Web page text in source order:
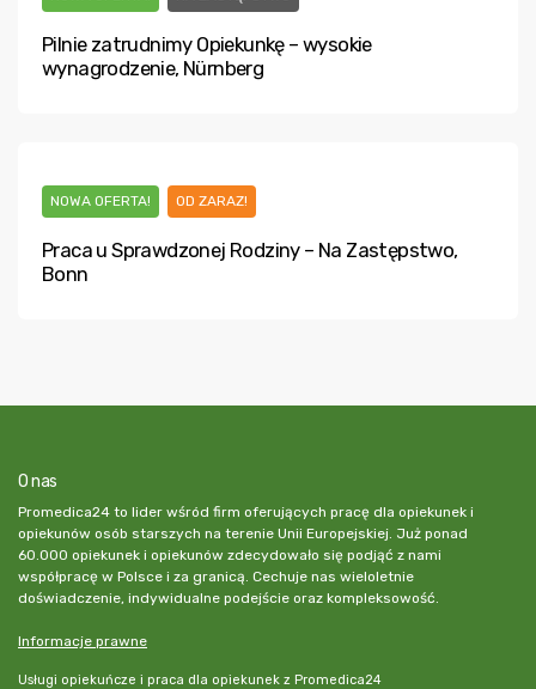
Pilnie zatrudnimy Opiekunkę – wysokie
wynagrodzenie, Nürnberg
NOWA OFERTA! OD ZARAZ!
Praca u Sprawdzonej Rodziny – Na Zastępstwo,
Bonn
O nas
Promedica24 to lider wśród firm oferujących pracę dla opiekunek i
opiekunów osób starszych na terenie Unii Europejskiej. Już ponad
60.000 opiekunek i opiekunów zdecydowało się podjąć z nami
współpracę w Polsce i za granicą. Cechuje nas wieloletnie
doświadczenie, indywidualne podejście oraz kompleksowość.
Informacje prawne
Usługi opiekuńcze i praca dla opiekunek z Promedica24